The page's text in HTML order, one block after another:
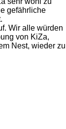
gefährliche
Wir alle würden
von KiZa,
Nest, wieder zu